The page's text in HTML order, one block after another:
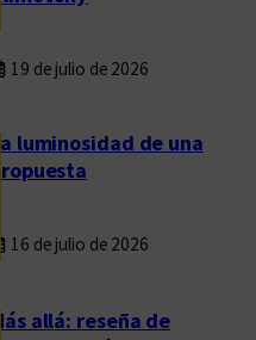
19 de julio de 2026
La luminosidad de una
propuesta
16 de julio de 2026
Más allá: reseña de